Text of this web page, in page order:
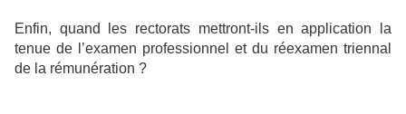
Enfin, quand les rectorats mettront-ils en application la
tenue de l’examen professionnel et du réexamen triennal
de la rémunération ?